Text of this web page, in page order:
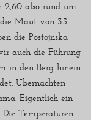
2,60 also rund um
die Maut von 35
die Postojnska
auch die Führung
in den Berg hinein
Übernachten
Eigentlich ein
Temperaturen